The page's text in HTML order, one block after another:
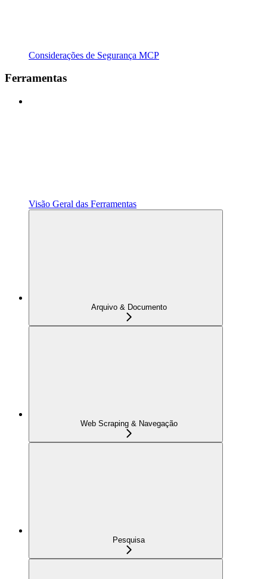
Considerações de Segurança MCP
Ferramentas
Visão Geral das Ferramentas
Arquivo & Documento
Web Scraping & Navegação
Pesquisa